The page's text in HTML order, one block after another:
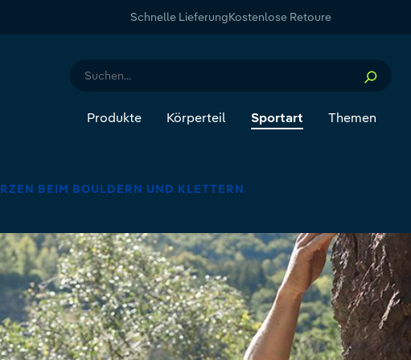
Schnelle LieferungKostenlose Retoure
Produkte Körperteil Sportart Themen
BEIM BOULDERN UND KLETTERN